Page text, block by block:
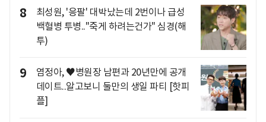
8
최성원, '응팔' 대박났는데 2번이나 급성
백혈병 투병.."죽게 하려는건가" 심경(해
투)
9
염정아, ♥병원장 남편과 20년만에 공개
데이트..알고보니 둘만의 생일 파티 [핫피
플]